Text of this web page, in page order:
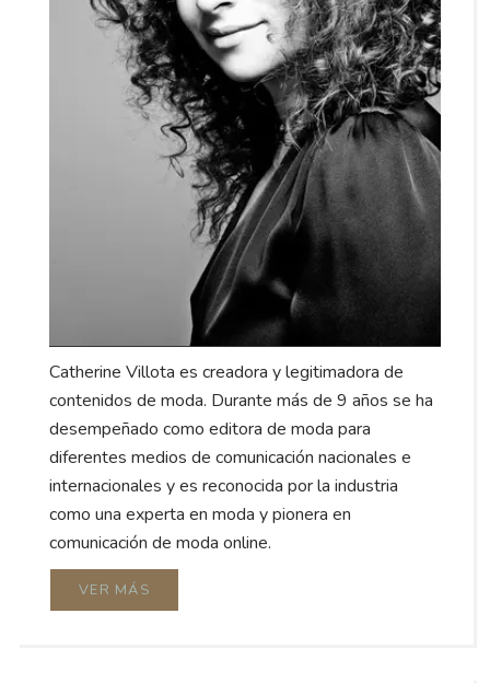
Catherine Villota es creadora y legitimadora de
contenidos de moda. Durante más de 9 años se ha
desempeñado como editora de moda para
diferentes medios de comunicación nacionales e
internacionales y es reconocida por la industria
como una experta en moda y pionera en
comunicación de moda online.
VER MÁS